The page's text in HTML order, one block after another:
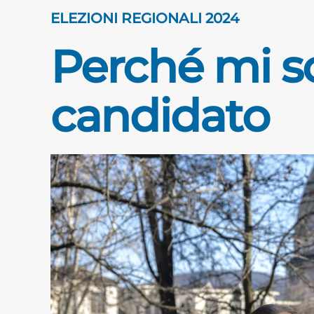
ELEZIONI REGIONALI 2024
Perché mi
candidato